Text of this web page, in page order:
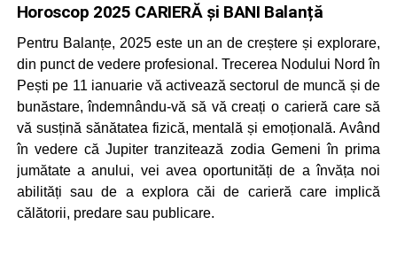
Horoscop 2025 CARIERĂ și BANI Balanță
Pentru Balanțe, 2025 este un an de creștere și explorare,
din punct de vedere profesional. Trecerea Nodului Nord în
Pești pe 11 ianuarie vă activează sectorul de muncă și de
bunăstare, îndemnându-vă să vă creați o carieră care să
vă susțină sănătatea fizică, mentală și emoțională. Având
în vedere că Jupiter tranzitează zodia Gemeni în prima
jumătate a anului, vei avea oportunități de a învăța noi
abilități sau de a explora căi de carieră care implică
călătorii, predare sau publicare.